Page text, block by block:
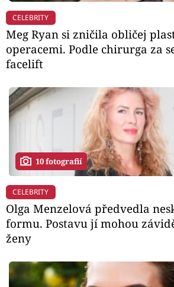
CELEBRITY
Meg Ryan si zničila obličej
operacemi. Podle chirurga za
facelift
10 fotografií
CELEBRITY
Olga Menzelová předvedla
formu. Postavu jí mohou
ženy